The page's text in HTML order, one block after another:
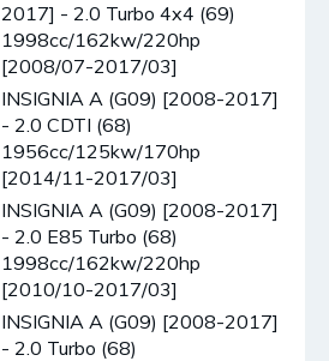
2017] - 2.0 Turbo 4x4 (69)
1998cc/162kw/220hp
[2008/07-2017/03]
INSIGNIA A (G09) [2008-2017]
- 2.0 CDTI (68)
1956cc/125kw/170hp
[2014/11-2017/03]
INSIGNIA A (G09) [2008-2017]
- 2.0 E85 Turbo (68)
1998cc/162kw/220hp
[2010/10-2017/03]
INSIGNIA A (G09) [2008-2017]
- 2.0 Turbo (68)